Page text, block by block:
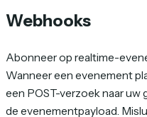
Webhooks
Abonneer op realtime-
Wanneer een evenement
een POST-verzoek naar
de evenementpayload.